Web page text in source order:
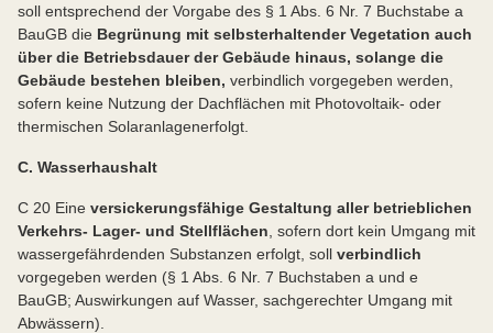
soll entsprechend der Vorgabe des § 1 Abs. 6 Nr. 7 Buchstabe a
BauGB die Begrünung mit selbsterhaltender Vegetation auch
über die Betriebsdauer der Gebäude hinaus, solange die
Gebäude bestehen bleiben, verbindlich vorgegeben werden,
sofern keine Nutzung der Dachflächen mit Photovoltaik- oder
thermischen Solaranlagenerfolgt.
C. Wasserhaushalt
C 20 Eine versickerungsfähige Gestaltung aller betrieblichen
Verkehrs- Lager- und Stellflächen , sofern dort kein Umgang mit
wassergefährdenden Substanzen erfolgt, soll verbindlich
vorgegeben werden (§ 1 Abs. 6 Nr. 7 Buchstaben a und e
BauGB; Auswirkungen auf Wasser, sachgerechter Umgang mit
Abwässern).